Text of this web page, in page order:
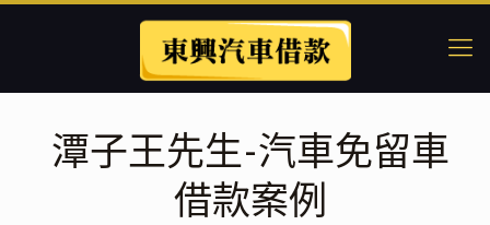
潭子王先生-汽車免留車
借款案例